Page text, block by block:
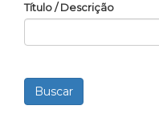
Título / Descrição